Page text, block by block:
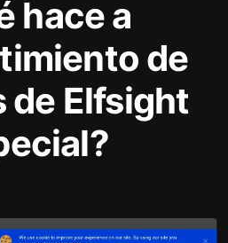
hace a
de
de Elfsight